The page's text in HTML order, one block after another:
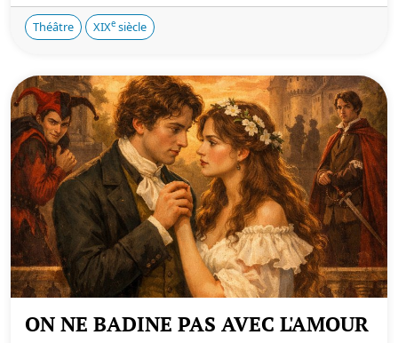
Théâtre XIXe siècle
ON NE BADINE PAS AVEC L'AMOUR